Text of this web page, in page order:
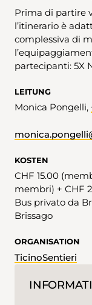
Prima di partire
l’itinerario è
complessiva di
l’equipaggiamento
partecipanti: 5X
LEITUNG
Monica Pongelli,
KOSTEN
CHF 15.00 (membri
membri) + CHF
Bus privato da
Brissago
ORGANISATION
TicinoSentieri